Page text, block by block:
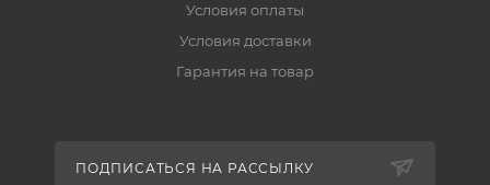
Условия оплаты
Условия доставки
Гарантия на товар
ПОДПИСАТЬСЯ НА РАССЫЛКУ